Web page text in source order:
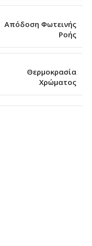
Απόδοση Φωτεινής
Ροής
Θερμοκρασία
Χρώματος